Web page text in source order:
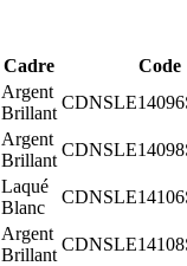
Cadre
Code
Argent
Brillant
Argent
Brillant
Laqué
Blanc
Argent
Brillant